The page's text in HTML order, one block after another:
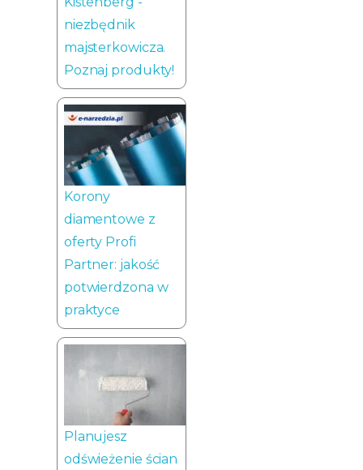
niezbędnik
majsterkowicza.
Poznaj produkty!
Korony
diamentowe z
oferty Profi
Partner: jakość
potwierdzona w
praktyce
Planujesz
odświeżenie ścian